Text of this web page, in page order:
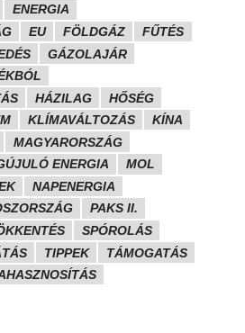
ENERGIA
EU FÖLDGÁZ
FŰTÉS
GÁZOLAJÁR
HÁZILAG
HŐSÉG
KLÍMAVÁLTOZÁS
KÍNA
MAGYARORSZÁG
ENERGIA
MOL
NAPENERGIA
PAKS II.
SPÓROLÁS
TIPPEK
TÁMOGATÁS